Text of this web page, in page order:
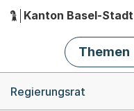
Hauptnavigation
Kanton Basel-Stadt
Themen
Regierungsrat